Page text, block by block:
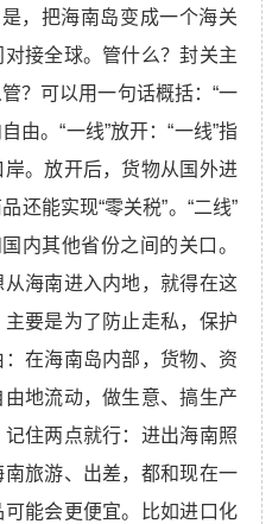
，把海南岛变成一个海关
接全球。管什么？封关主
？可以用一句话概括：“一
由。“一线”放开：“一线”指
。放开后，货物从国外进
还能实现“零关税”。“二线”
内其他省份之间的关口。
海南进入内地，就得在这
要是为了防止走私，保护
在海南岛内部，货物、资
地流动，做生意、搞生产
住两点就行：进出海南照
旅游、出差，都和现在一
能会更便宜。比如进口化